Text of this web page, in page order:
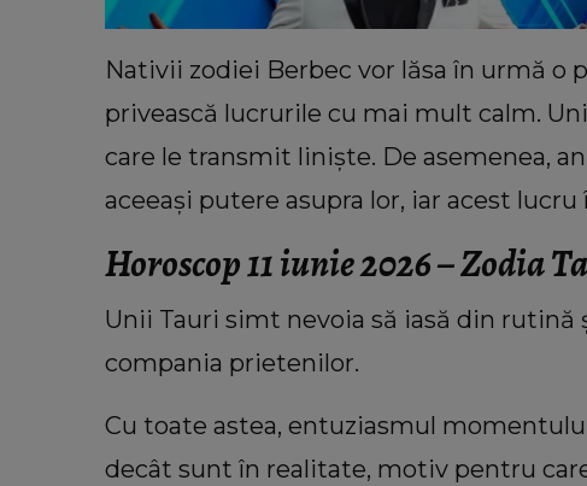
Nativii zodiei Berbec vor lăsa în urmă o
privească lucrurile cu mai mult calm.
care le transmit liniște. De asemenea,
aceeași putere asupra lor, iar acest lucru
Horoscop 11 iunie 2026 – Zodia
Unii Tauri simt nevoia să iasă din
compania prietenilor.
Cu toate astea, entuziasmul
decât sunt în realitate, motiv pentru